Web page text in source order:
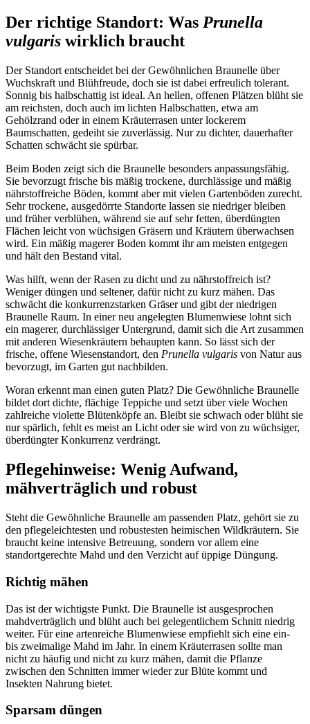
Der richtige Standort: Was Prunella
vulgaris wirklich braucht
Der Standort entscheidet bei der Gewöhnlichen Braunelle über
Wuchskraft und Blühfreude, doch sie ist dabei erfreulich tolerant.
Sonnig bis halbschattig ist ideal. An hellen, offenen Plätzen blüht sie
am reichsten, doch auch im lichten Halbschatten, etwa am
Gehölzrand oder in einem Kräuterrasen unter lockerem
Baumschatten, gedeiht sie zuverlässig. Nur zu dichter, dauerhafter
Schatten schwächt sie spürbar.
Beim Boden zeigt sich die Braunelle besonders anpassungsfähig.
Sie bevorzugt frische bis mäßig trockene, durchlässige und mäßig
nährstoffreiche Böden, kommt aber mit vielen Gartenböden zurecht.
Sehr trockene, ausgedörrte Standorte lassen sie niedriger bleiben
und früher verblühen, während sie auf sehr fetten, überdüngten
Flächen leicht von wüchsigen Gräsern und Kräutern überwachsen
wird. Ein mäßig magerer Boden kommt ihr am meisten entgegen
und hält den Bestand vital.
Was hilft, wenn der Rasen zu dicht und zu nährstoffreich ist?
Weniger düngen und seltener, dafür nicht zu kurz mähen. Das
schwächt die konkurrenzstarken Gräser und gibt der niedrigen
Braunelle Raum. In einer neu angelegten Blumenwiese lohnt sich
ein magerer, durchlässiger Untergrund, damit sich die Art zusammen
mit anderen Wiesenkräutern behaupten kann. So lässt sich der
frische, offene Wiesenstandort, den Prunella vulgaris von Natur aus
bevorzugt, im Garten gut nachbilden.
Woran erkennt man einen guten Platz? Die Gewöhnliche Braunelle
bildet dort dichte, flächige Teppiche und setzt über viele Wochen
zahlreiche violette Blütenköpfe an. Bleibt sie schwach oder blüht sie
nur spärlich, fehlt es meist an Licht oder sie wird von zu wüchsiger,
überdüngter Konkurrenz verdrängt.
Pflegehinweise: Wenig Aufwand,
mähverträglich und robust
Steht die Gewöhnliche Braunelle am passenden Platz, gehört sie zu
den pflegeleichtesten und robustesten heimischen Wildkräutern. Sie
braucht keine intensive Betreuung, sondern vor allem eine
standortgerechte Mahd und den Verzicht auf üppige Düngung.
Richtig mähen
Das ist der wichtigste Punkt. Die Braunelle ist ausgesprochen
mahdverträglich und blüht auch bei gelegentlichem Schnitt niedrig
weiter. Für eine artenreiche Blumenwiese empfiehlt sich eine ein-
bis zweimalige Mahd im Jahr. In einem Kräuterrasen sollte man
nicht zu häufig und nicht zu kurz mähen, damit die Pflanze
zwischen den Schnitten immer wieder zur Blüte kommt und
Insekten Nahrung bietet.
Sparsam düngen